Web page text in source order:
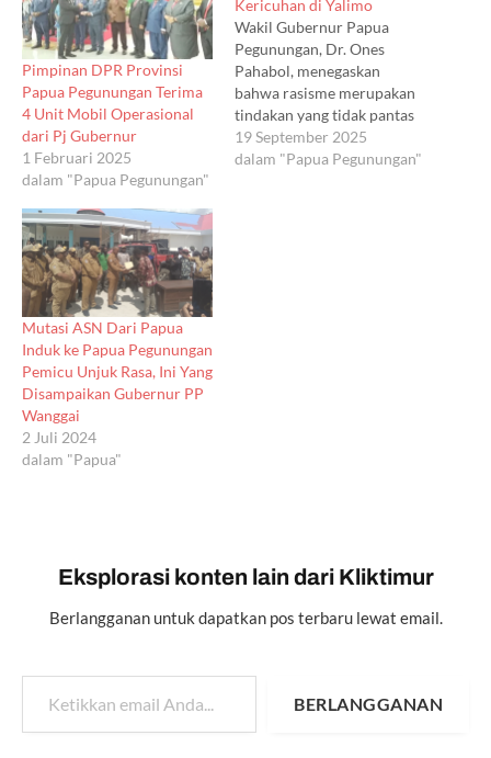
Pimpinan DPR Provinsi
Papua Pegunungan Terima
4 Unit Mobil Operasional
dari Pj Gubernur
1 Februari 2025
dalam "Papua Pegunungan"
Kericuhan di Yalimo
Wakil Gubernur Papua
Pegunungan, Dr. Ones
Pahabol, menegaskan
bahwa rasisme merupakan
tindakan yang tidak pantas
dan tidak bisa dibenarkan
dalam bentuk apa pun. Hal
19 September 2025
dalam "Papua Pegunungan"
Mutasi ASN Dari Papua
Induk ke Papua Pegunungan
Pemicu Unjuk Rasa, Ini Yang
Disampaikan Gubernur PP
Wanggai
2 Juli 2024
dalam "Papua"
Eksplorasi konten lain dari Kliktimur
Berlangganan untuk dapatkan pos terbaru lewat email.
Ketikkan email Anda...
BERLANGGANAN